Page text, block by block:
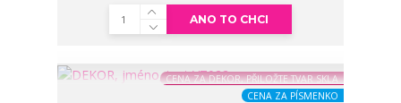
ANO TO CHCI
CENA ZA DEKOR, PŘILOŽTE TVAR SKLA
CENA ZA PÍSMENKO